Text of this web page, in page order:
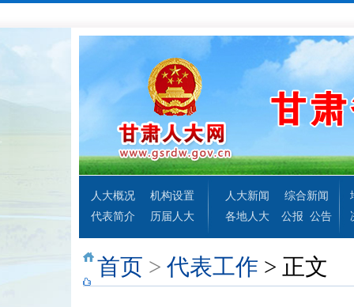
人大概况
机构设置
代表简介
历届人大
人大新闻
综合新闻
各地人大
公报 公告
首页 > 代表工作 > 正文